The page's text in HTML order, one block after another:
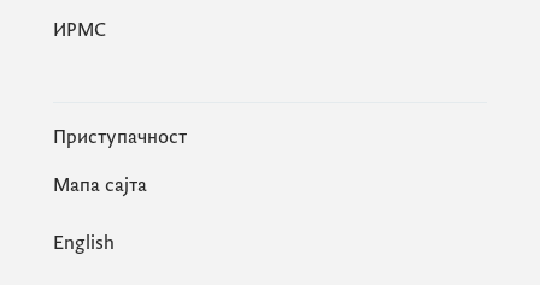
за спровођење у пракси. Такође је указано
социјалне и дјечје заштите како би били у
могућности да обезбиједе потребан кадар
и континуитет квалитетног пружања
ИРМС
Приступачност
Мапа сајта
English